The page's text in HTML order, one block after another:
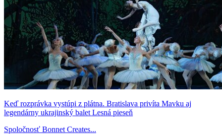
Keď rozprávka vystúpi z plátna. Bratislava privíta Mavku aj
legendárny ukrajinský balet Lesná pieseň
Spoločnosť Bonnet Creates...